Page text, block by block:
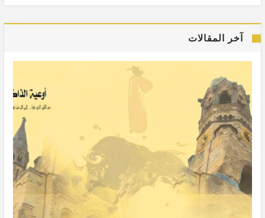
آخر المقالات